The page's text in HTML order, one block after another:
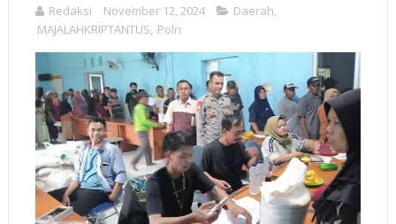
Redaksi November 12, 2024 Daerah,
MAJALAHKRIPTANTUS, Polri